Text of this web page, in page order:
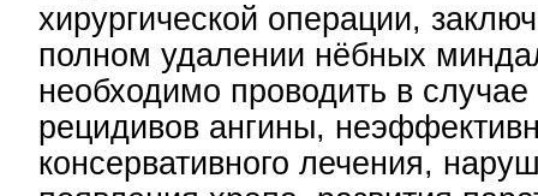
хирургической операции,
полном удалении нёбных
необходимо проводить в случае
рецидивов ангины,
консервативного лечения,